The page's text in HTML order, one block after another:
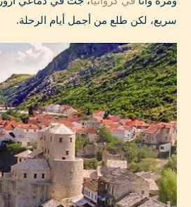
سريع، لكن طلع من أجمل أيام الرحلة.